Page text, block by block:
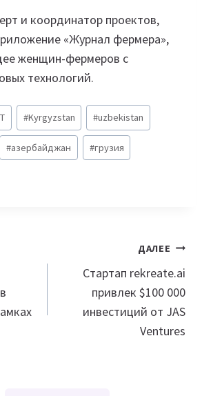
и координатор проектов,
«Журнал фермера»,
женщин-фермеров с
технологий.
#Kyrgyzstan #uzbekistan
#азербайджан #грузия
ДАЛЕЕ
Стартап rekreate.ai
привлек $100 000
инвестиций от JAS
Ventures